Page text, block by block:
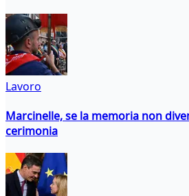
Lavoro
Marcinelle, se la memoria non
cerimonia